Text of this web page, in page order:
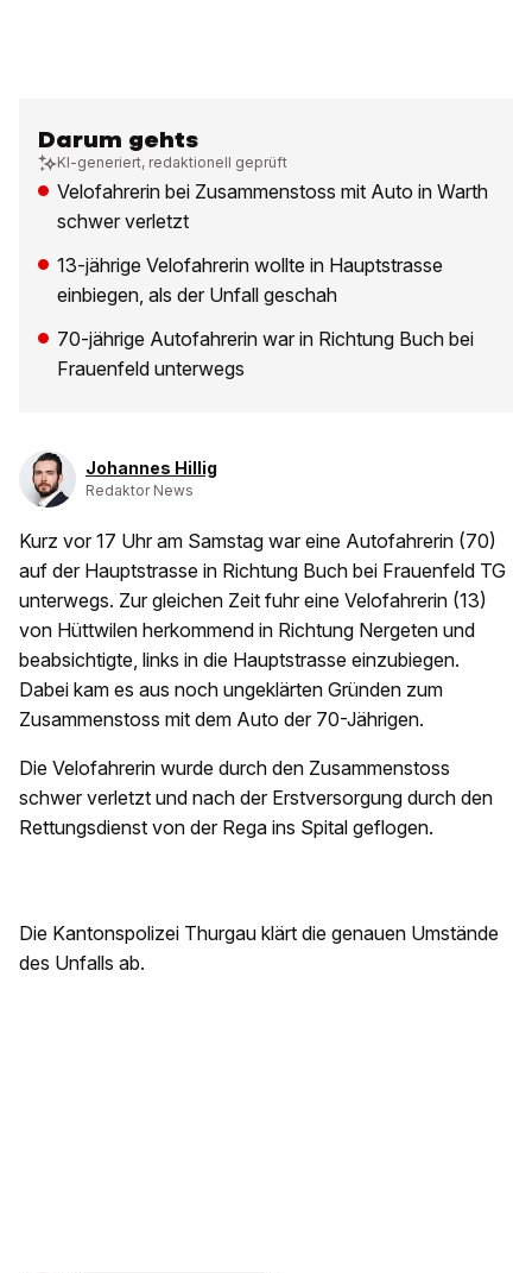
Darum gehts
KI-generiert, redaktionell geprüft
Velofahrerin bei Zusammenstoss mit Auto in Warth
schwer verletzt
13-jährige Velofahrerin wollte in Hauptstrasse
einbiegen, als der Unfall geschah
70-jährige Autofahrerin war in Richtung Buch bei
Frauenfeld unterwegs
Johannes Hillig
Redaktor News
Kurz vor 17 Uhr am Samstag war eine Autofahrerin (70)
auf der Hauptstrasse in Richtung Buch bei Frauenfeld TG
unterwegs. Zur gleichen Zeit fuhr eine Velofahrerin (13)
von Hüttwilen herkommend in Richtung Nergeten und
beabsichtigte, links in die Hauptstrasse einzubiegen.
Dabei kam es aus noch ungeklärten Gründen zum
Zusammenstoss mit dem Auto der 70-Jährigen.
Die Velofahrerin wurde durch den Zusammenstoss
schwer verletzt und nach der Erstversorgung durch den
Rettungsdienst von der Rega ins Spital geflogen.
Die Kantonspolizei Thurgau klärt die genauen Umstände
des Unfalls ab.